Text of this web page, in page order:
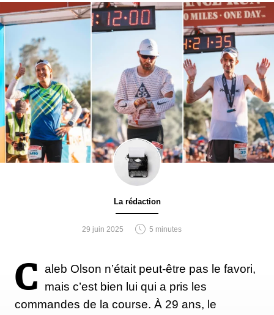
La rédaction
29 juin 2025 5 minutes
C aleb Olson n’était peut-être pas le favori,
mais c’est bien lui qui a pris les
commandes de la course. À 29 ans, le